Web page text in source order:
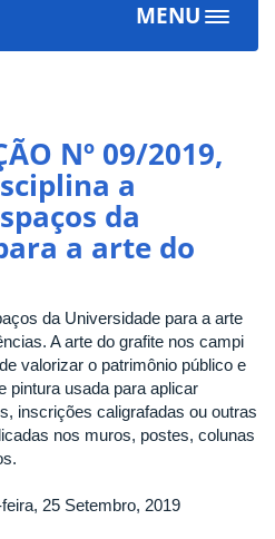
MENU
Toggle
Nº 09/2019,
a
da
a arte do
da Universidade para a arte
A arte do grafite nos campi
valorizar o patrimônio público e
pintura usada para aplicar
inscrições caligrafadas ou outras
nos muros, postes, colunas
25 Setembro, 2019